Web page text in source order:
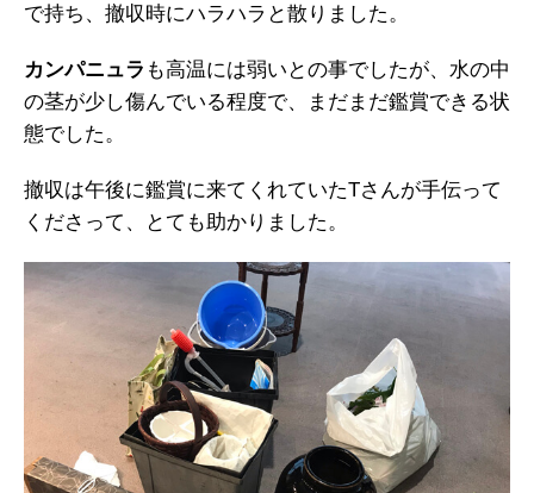
で持ち、撤収時にハラハラと散りました。
カンパニュラ も高温には弱いとの事でしたが、水の中
の茎が少し傷んでいる程度で、まだまだ鑑賞できる状
態でした。
撤収は午後に鑑賞に来てくれていたTさんが手伝って
くださって、とても助かりました。